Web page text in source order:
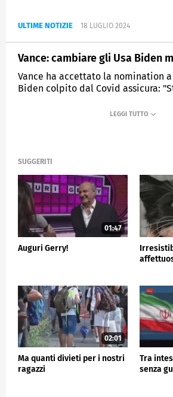
ULTIME NOTIZIE 18 LUGLIO 2024
Vance: cambiare gli Usa Biden
Vance ha accettato la nomination
Biden colpito dal Covid assicura:
SUGGERITI
01:47
Auguri Gerry!
02:01
Ma quanti divieti per i nostri
ragazzi
Tra
senza